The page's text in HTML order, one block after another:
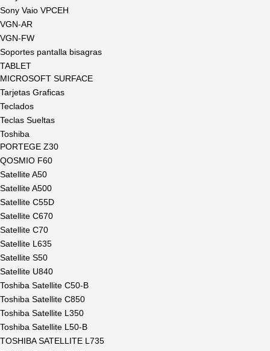
Sony Vaio VPCEH
VGN-AR
VGN-FW
Soportes pantalla bisagras
TABLET
MICROSOFT SURFACE
Tarjetas Graficas
Teclados
Teclas Sueltas
Toshiba
PORTEGE Z30
QOSMIO F60
Satellite A50
Satellite A500
Satellite C55D
Satellite C670
Satellite C70
Satellite L635
Satellite S50
Satellite U840
Toshiba Satellite C50-B
Toshiba Satellite C850
Toshiba Satellite L350
Toshiba Satellite L50-B
TOSHIBA SATELLITE L735